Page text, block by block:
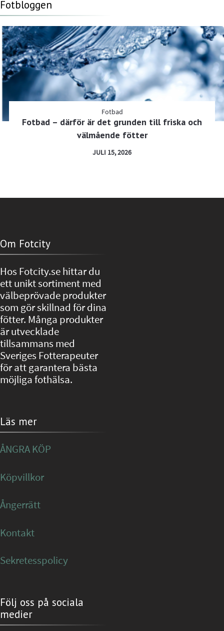
Fotbloggen
Fotbad
Fotbad – därför är det grunden till friska och
välmående fötter
JULI 15, 2026
Om Fotcity
Hos Fotcity.se hittar du
ett unikt sortiment med
välbeprövade produkter
som gör skillnad för dina
fötter. Många produkter
är utvecklade
tillsammans med
Sveriges Fotterapeuter
för att garantera bästa
möjliga fothälsa.
Läs mer
ÅNGRA KÖP
Köpvillkor
Ångerrätt
Kontakt
Sekretesspolicy
Följ oss på sociala
medier